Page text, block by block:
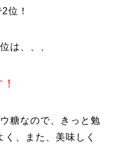
位！
は、、、
糖なので、きっと勉
、また、美味しく